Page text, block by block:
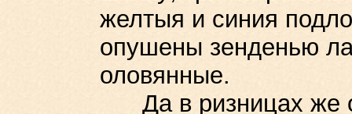
желтыя и синия
опушены зенденью
оловянные.
Да в ризницах же